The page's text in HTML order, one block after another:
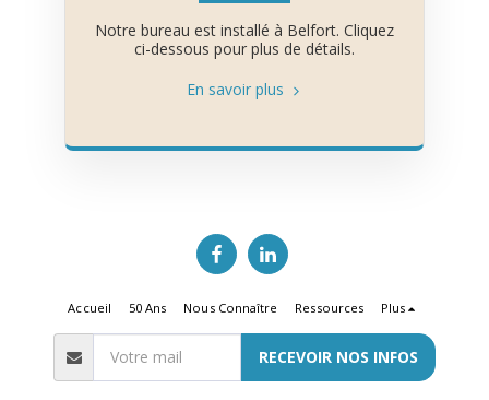
Notre bureau est installé à Belfort. Cliquez
ci-dessous pour plus de détails.
En savoir plus
Accueil 50 Ans Nous Connaître Ressources Plus
RECEVOIR NOS INFOS